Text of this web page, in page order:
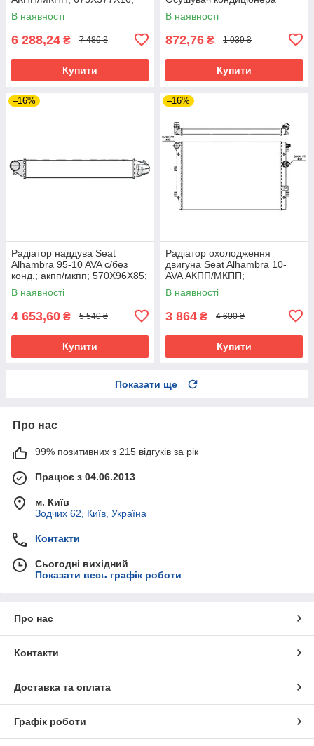
+осушувач (1.4 TSI/2.0
TDI/2.0 TSI/1.8 TSI)
В наявності
6 288,24 ₴ 7 486 ₴
Купити
В наявності
872,76 ₴ 1 039 ₴
Купити
–16%
Радіатор наддува Seat
Alhambra 95-10 AVA с/без
конд.; акпп/мкпп; 570X96X85;
(1.9 TDI)
В наявності
4 653,60 ₴ 5 540 ₴
Купити
–16%
Радіатор охолодження
двигуна Seat Alhambra 10-
AVA АКПП/МКПП;
650X452X43; (1.8 TSI/2.0
TDI/2.0 TSI/1.4/2.0/1.4 TSI)
В наявності
3 864 ₴ 4 600 ₴
Купити
Показати ще
Про нас
99% позитивних з 215 відгуків за рік
Працює з 04.06.2013
м. Київ
Зодчих 62, Київ, Україна
Контакти
Сьогодні вихідний
Показати весь графік роботи
Про нас
Контакти
Доставка та оплата
Графік роботи